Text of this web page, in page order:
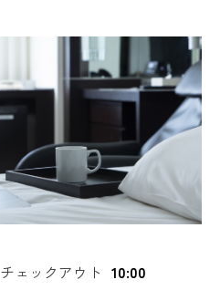
チェックアウト 10:00